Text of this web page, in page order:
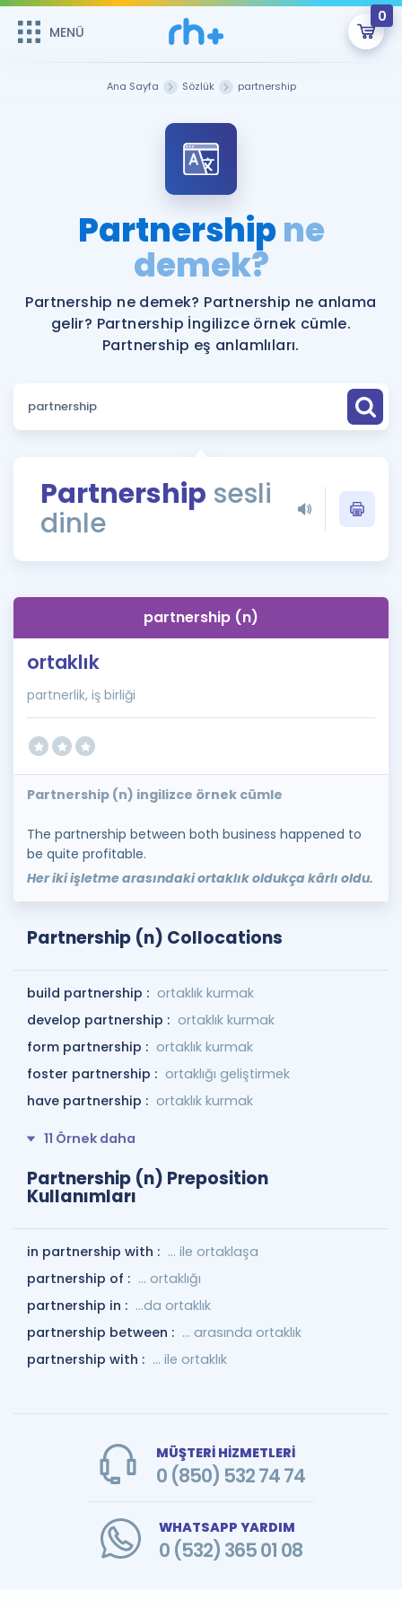
MENÜ
0
Şifremi Hatırlamıyorum
Sepetin Şu An Boş.
Remzi Hoca ile seni sınava hazırlayacak onlarca eğitim seni
bekliyor!
MENÜ
Katılımcı Görüşleri
Faydalı Araçlar
Ücretsiz Kaynaklar
Puan Hesaplama
ÖSYM Sınav Takvimi
Kampanyalar
İngilizce Gramer
İngilizce Gramer
Ana Sayfa Sözlük partnership
Partnershipne
demek?
Partnership ne demek? Partnership ne anlama
gelir? Partnership İngilizce örnek cümle.
Partnership eş anlamlıları.
Partnership sesli
dinle
partnership (n)
ortaklık
partnerlik, iş birliği
Partnership (n) ingilizce örnek cümle
The partnership between both business happened to
be quite profitable.
Her iki işletme arasındaki ortaklık oldukça kârlı oldu.
Partnership (n) Collocations
build partnership : ortaklık kurmak
develop partnership : ortaklık kurmak
form partnership : ortaklık kurmak
foster partnership : ortaklığı geliştirmek
have partnership : ortaklık kurmak
11 Örnek daha
Partnership (n) Preposition
Kullanımları
in partnership with : ... ile ortaklaşa
partnership of : ... ortaklığı
partnership in : ...da ortaklık
partnership between : ... arasında ortaklık
partnership with : ... ile ortaklık
MÜŞTERİ HİZMETLERİ
0 (850) 532 74 74
WHATSAPP YARDIM
0 (532) 365 01 08